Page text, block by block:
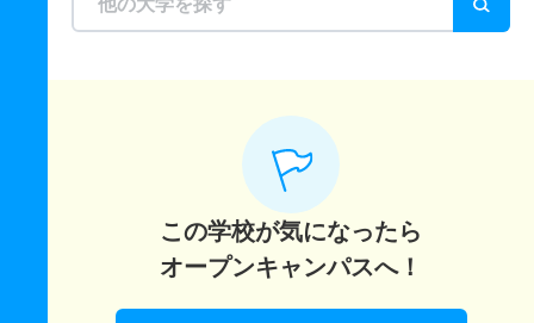
この学校が気になったら
オープンキャンパスへ！